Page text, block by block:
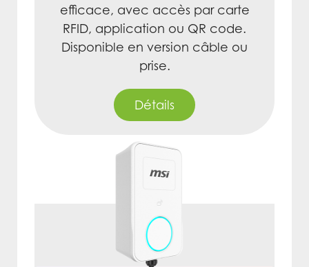
efficace, avec accès par carte
RFID, application ou QR code.
Disponible en version câble ou
prise.
Détails